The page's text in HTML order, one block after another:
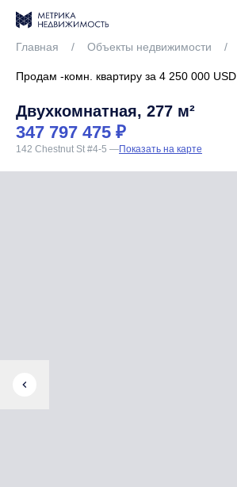
Главная / Объекты недвижимости /
Продам -комн. квартиру за 4 250 000 USD
Двухкомнатная, 277 м²
347 797 475 ₽
142 Chestnut St #4-5 —Показать на карте
chevron_left